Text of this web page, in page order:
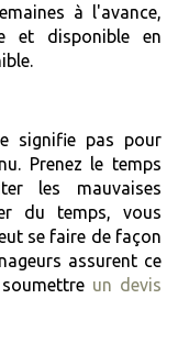
à l'avance,
et disponible en
signifie pas pour
Prenez le temps
les mauvaises
du temps, vous
se faire de façon
assurent ce
un devis